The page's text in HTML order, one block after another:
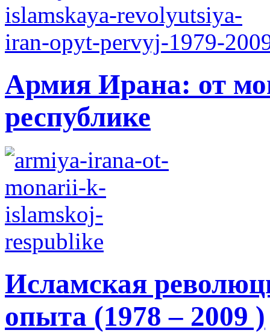
Армия Ирана: от
республике
Исламская
опыта (1978 – 2009 )